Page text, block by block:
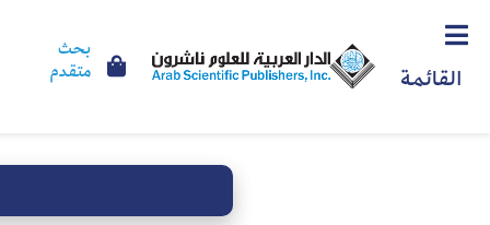
القائمة
بحث
متقدم